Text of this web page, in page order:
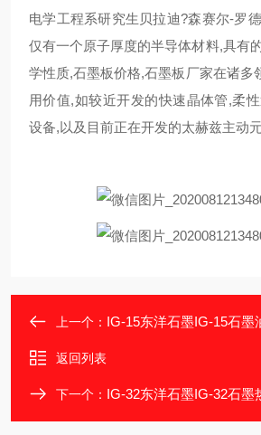
电学工程系研究生贝拉迪?森赛尔-罗
仅有一个原子厚度的半导体材料,具有
学性质,石墨板价格,石墨板厂家在诸多
用价值,如较近开发的快速晶体管,柔
设备,以及目前正在开发的太赫兹主动元
上一个： IG-15东洋石墨IG-15石墨
返回列表
下一个： IG-32东洋石墨IG-32石墨